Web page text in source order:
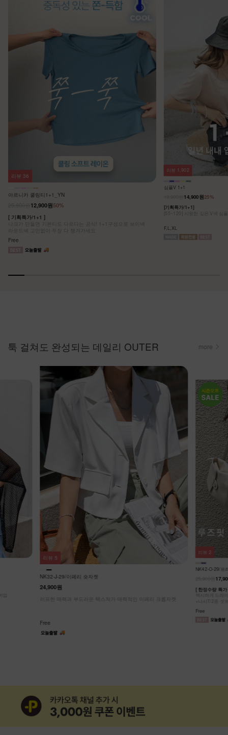
아르니카 쿨링티1+1_YN
50%
12,900원
[ 기획특가/1+1 ]
나크가 만들면 기본티도 다르다는 공식! 1+1구성으로 브이넥
라운드넥 고민없이 두장 다 챙겨가세요
Free
리뷰 36
심플V 1+1
25%
14,900원
[기획특가/1+1]
[55~120] 시원한 깊은 V넥 심
F,L,XL
리뷰 1,902
툭 걸쳐도 완성되는 데일리 OUTER more
NK42-O-29/프리덤 가디건셋트
25,900원
[ 한정수량 특가 ]
Free
리뷰 2
NK62-JS-2/폴
캐주얼 노카라
가볍게 툭- 걸
Free
리뷰 3